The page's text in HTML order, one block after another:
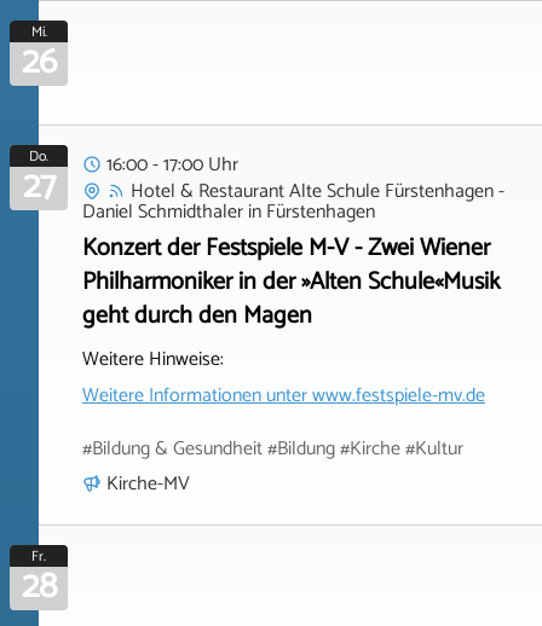
Mi.
26
Do.
27
16:00 - 17:00 Uhr
Hotel & Restaurant Alte Schule Fürstenhagen -
Daniel SchmidthalerinFürstenhagen
Konzert der Festspiele M-V - Zwei Wiener
Philharmoniker in der »Alten Schule«Musik
geht durch den Magen
Weitere Hinweise:
Weitere Informationen unterwww.festspiele-mv.de
#Bildung & Gesundheit #Bildung #Kirche #Kultur
Kirche-MV
Fr.
28